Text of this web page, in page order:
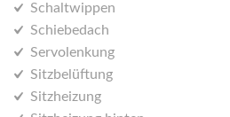
Schaltwippen
Schiebedach
Servolenkung
Sitzbelüftung
Sitzheizung